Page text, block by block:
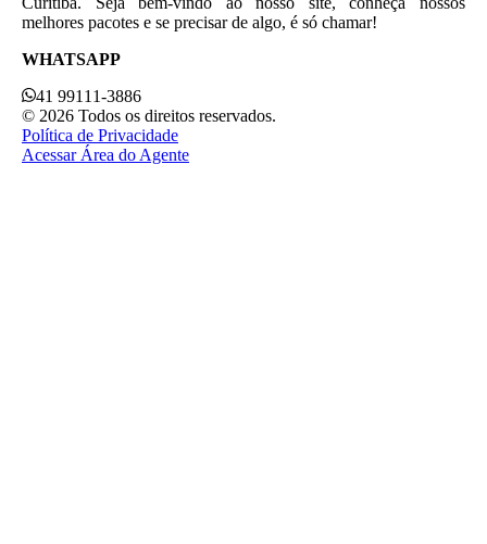
melhores pacotes e se precisar de algo, é só chamar!
WHATSAPP
41 99111-3886
© 2026 Todos os direitos reservados.
Política de Privacidade
Acessar Área do Agente